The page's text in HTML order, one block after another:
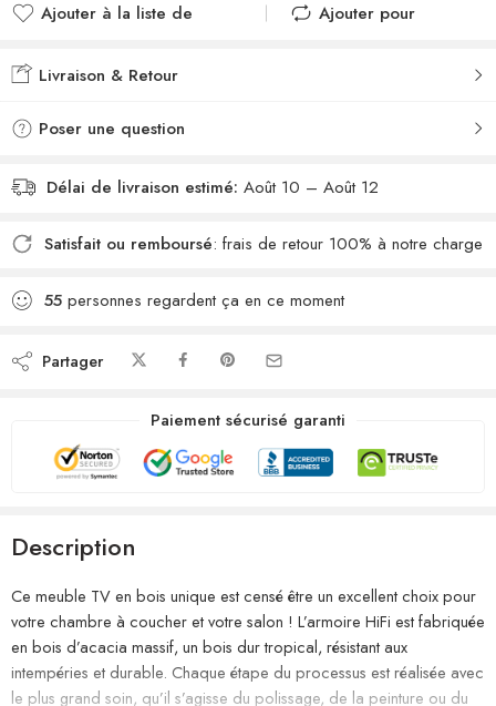
Ajouter à la liste de
Ajouté à la liste de
Ajouter pour
Livraison & Retour
Poser une question
Délai de livraison estimé: Août 10 – Août 12
Satisfait ou remboursé: frais de retour 100% à notre charge
55 personnes regardent ça en ce moment
Partager
Paiement sécurisé garanti
Description
Ce meuble TV en bois unique est censé être un excellent choix pour
votre chambre à coucher et votre salon ! L’armoire HiFi est fabriquée
en bois d’acacia massif, un bois dur tropical, résistant aux
intempéries et durable. Chaque étape du processus est réalisée avec
le plus grand soin, qu’il s’agisse du polissage, de la peinture ou du